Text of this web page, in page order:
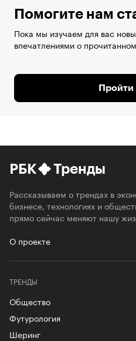
Помогите нам
Пока мы изучаем для вас
впечатлениями о прочитанном
Пройти
РБК Тренды
Рассказываем о трендах в
бизнесе, технологиях и
прямо сейчас меняют нашу
О проекте
ТРЕНДЫ
Общество
Футурология
Шеринг